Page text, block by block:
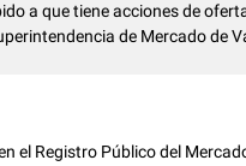
a que tiene acciones de
de Mercado de
el Registro Público del